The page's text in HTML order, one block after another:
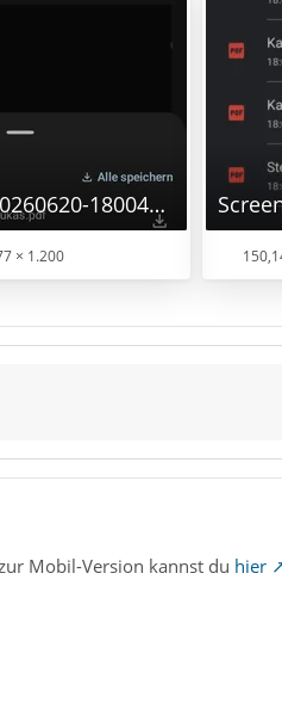
Screenshot_20260620-180041_Thunderbird_bearbeitet.jpg
× 1.200
Mobil-Version kannst du hier